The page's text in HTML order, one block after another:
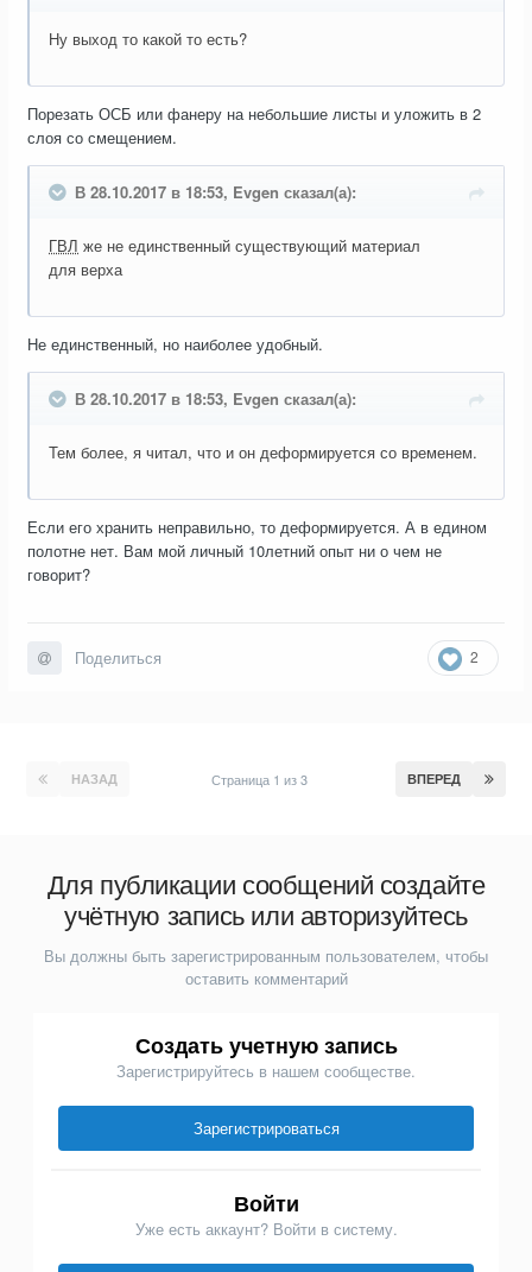
Ну выход то какой то есть?
Порезать ОСБ или фанеру на небольшие листы и уложить в 2
слоя со смещением.
В 28.10.2017 в 18:53, Evgen сказал(а):
ГВЛ же не единственный существующий материал
для верха
Не единственный, но наиболее удобный.
В 28.10.2017 в 18:53, Evgen сказал(а):
Тем более, я читал, что и он деформируется со временем.
Если его хранить неправильно, то деформируется. А в едином
полотне нет. Вам мой личный 10летний опыт ни о чем не
говорит?
2
Поделиться
НАЗАД ВПЕРЕД
Страница 1 из 3
Для публикации сообщений создайте
учётную запись или авторизуйтесь
Вы должны быть зарегистрированным пользователем, чтобы
оставить комментарий
Создать учетную запись
Зарегистрируйтесь в нашем сообществе.
Зарегистрироваться
Войти
Уже есть аккаунт? Войти в систему.